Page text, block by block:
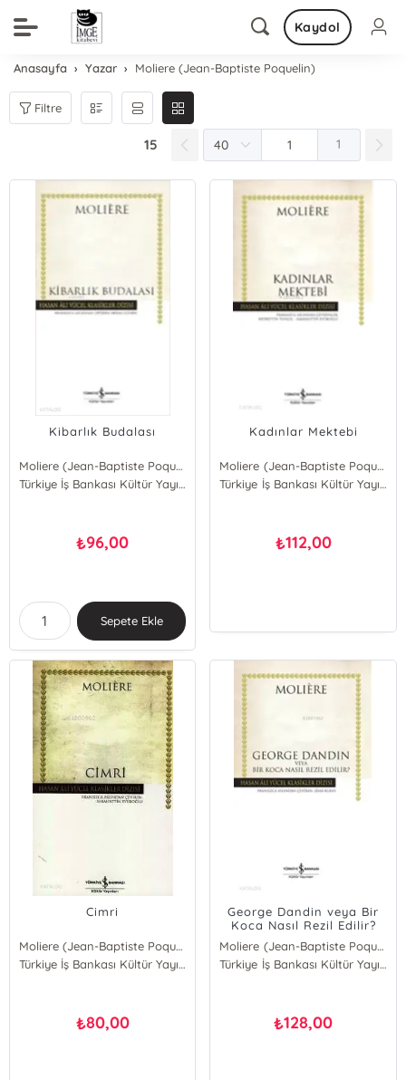
Kaydol
Anasayfa Yazar Moliere (Jean-Baptiste Poquelin)
Filtre
15 1
Kibarlık Budalası
Moliere (Jean-Baptiste Poquelin)
Türkiye İş Bankası Kültür Yayınları
₺96,00
Sepete Ekle
Kadınlar Mektebi
Moliere (Jean-Baptiste Poquelin)
Türkiye İş Bankası Kültür Yayınları
₺112,00
Cimri
Moliere (Jean-Baptiste Poquelin)
Türkiye İş Bankası Kültür Yayınları
₺80,00
George Dandin veya Bir
Koca Nasıl Rezil Edilir?
Moliere (Jean-Baptiste Poquelin)
Türkiye İş Bankası Kültür Yayınları
₺128,00